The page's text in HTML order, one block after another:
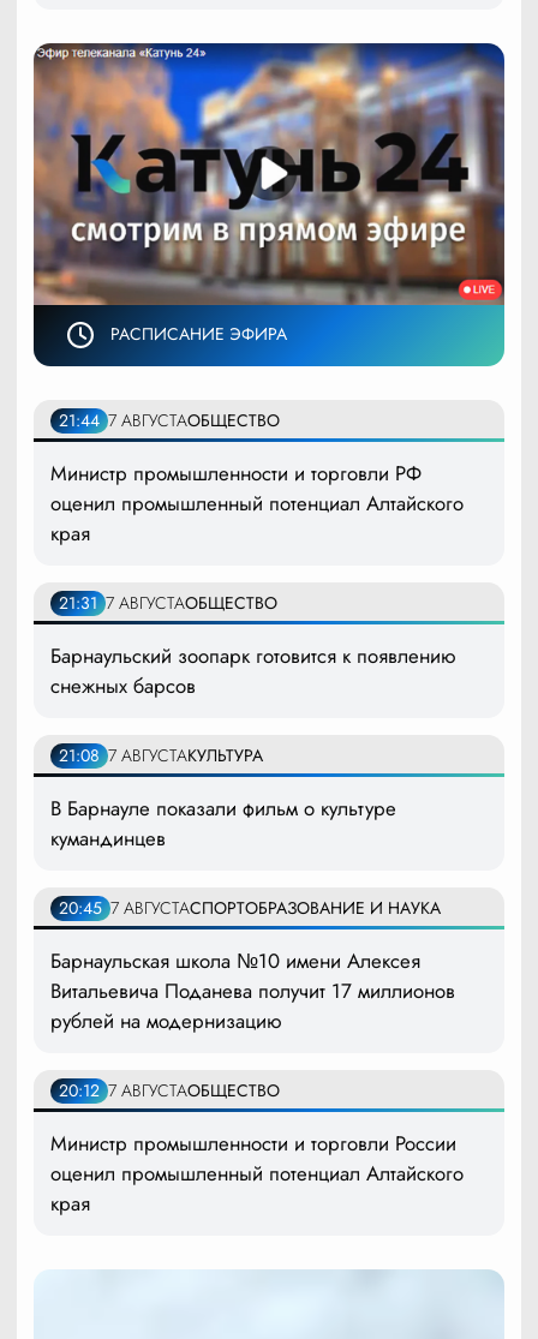
РАСПИСАНИЕ ЭФИРА
21:44 7 АВГУСТАОБЩЕСТВО
Министр промышленности и торговли РФ
оценил промышленный потенциал Алтайского
края
21:31 7 АВГУСТАОБЩЕСТВО
Барнаульский зоопарк готовится к появлению
снежных барсов
21:08 7 АВГУСТАКУЛЬТУРА
В Барнауле показали фильм о культуре
кумандинцев
20:45 7 АВГУСТАСПОРТОБРАЗОВАНИЕ И НАУКА
Барнаульская школа №10 имени Алексея
Витальевича Поданева получит 17 миллионов
рублей на модернизацию
20:12 7 АВГУСТАОБЩЕСТВО
Министр промышленности и торговли России
оценил промышленный потенциал Алтайского
края